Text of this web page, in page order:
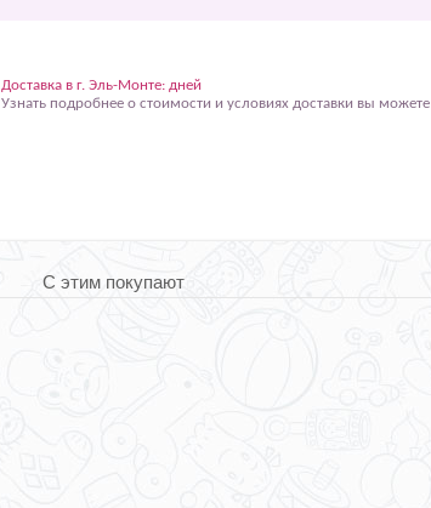
Доставка в г. Эль-Монте: дней
Узнать подробнее о стоимости и условиях доставки вы можете
С этим покупают